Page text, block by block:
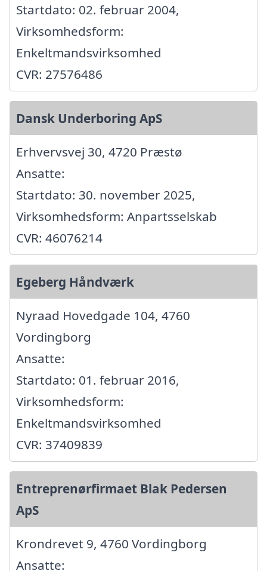
Startdato: 02. februar 2004,
Virksomhedsform:
Enkeltmandsvirksomhed
CVR: 27576486
Dansk Underboring ApS
Erhvervsvej 30, 4720 Præstø
Ansatte:
Startdato: 30. november 2025,
Virksomhedsform: Anpartsselskab
CVR: 46076214
Egeberg Håndværk
Nyraad Hovedgade 104, 4760
Vordingborg
Ansatte:
Startdato: 01. februar 2016,
Virksomhedsform:
Enkeltmandsvirksomhed
CVR: 37409839
Entreprenørfirmaet Blak Pedersen
ApS
Krondrevet 9, 4760 Vordingborg
Ansatte: